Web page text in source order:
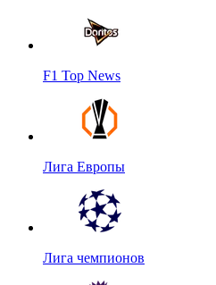
F1 Top News
Лига Европы
Лига чемпионов